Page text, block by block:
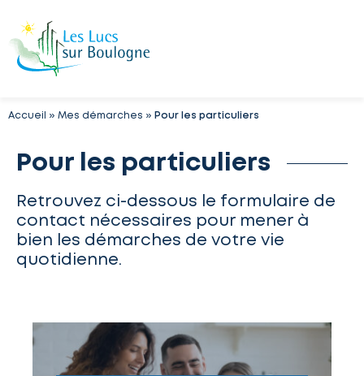
Accueil » Mes démarches » Pour les particuliers
Pour les particuliers
Retrouvez ci-dessous le formulaire de
contact nécessaires pour mener à
bien les démarches de votre vie
quotidienne.